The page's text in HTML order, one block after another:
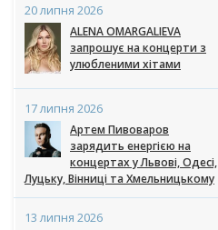
20 липня 2026
ALENA OMARGALIEVA
запрошує на концерти з
улюбленими хітами
17 липня 2026
Артем Пивоваров
зарядить енергією на
концертах у Львові, Одесі,
Луцьку, Вінниці та Хмельницькому
13 липня 2026